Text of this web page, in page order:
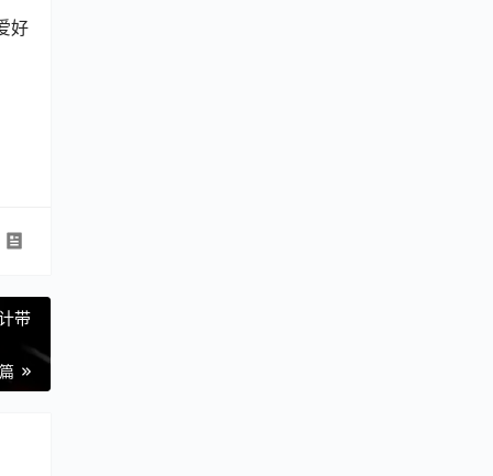
好
带